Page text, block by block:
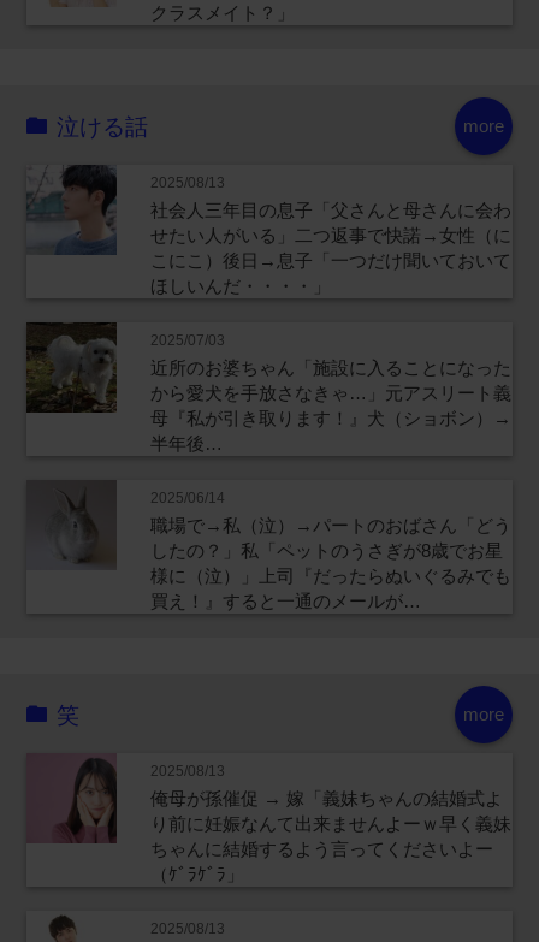
クラスメイト？」
more
泣ける話
2025/08/13
社会人三年目の息子「父さんと母さんに会わ
せたい人がいる」二つ返事で快諾→女性（に
こにこ）後日→息子「一つだけ聞いておいて
ほしいんだ・・・・」
2025/07/03
近所のお婆ちゃん「施設に入ることになった
から愛犬を手放さなきゃ…」元アスリート義
母『私が引き取ります！』犬（ショボン）→
半年後…
2025/06/14
職場で→私（泣）→パートのおばさん「どう
したの？」私「ペットのうさぎが8歳でお星
様に（泣）」上司『だったらぬいぐるみでも
買え！』すると一通のメールが…
more
笑
2025/08/13
俺母が孫催促 → 嫁「義妹ちゃんの結婚式よ
り前に妊娠なんて出来ませんよーｗ早く義妹
ちゃんに結婚するよう言ってくださいよー
（ｹﾞﾗｹﾞﾗ」
2025/08/13